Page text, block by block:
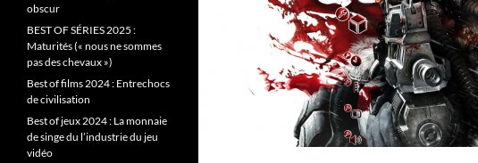
obscur
BEST OF SÉRIES 2025 :
Maturités (« nous ne sommes
pas des chevaux »)
Best of films 2024 : Entrechocs
de civilisation
Best of jeux 2024 : La monnaie
de singe du l’industrie du jeu
vidéo